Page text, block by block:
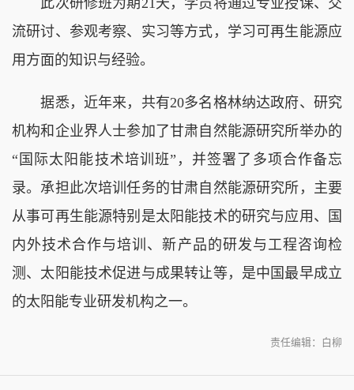
流研讨、参观考察、实习等方式，学习可再生能源应
用方面的知识与经验。
据悉，近年来，共有20多名格林纳达政府、研究
机构和企业界人士参加了甘肃自然能源研究所举办的
“国际太阳能技术培训班”，并签署了多项合作备忘
录。承担此次培训任务的甘肃自然能源研究所，主要
从事可再生能源特别是太阳能技术的研究与应用、国
内外技术合作与培训、新产品的研发与工程咨询检
测、太阳能技术促进与成果转让等，是中国最早成立
的太阳能专业研发机构之一。
责任编辑：白柳